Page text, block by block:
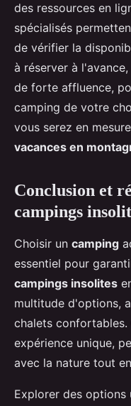
des ressources en
spécialisés
de vérifier la
à réserver à
de forte affluence,
camping de votre
vous serez en
vacances en
Conclusion et
campings
Choisir un camping
essentiel pour
campings insolites
multitude d'options,
chalets confortables.
expérience unique,
avec la nature tout
Explorer des options